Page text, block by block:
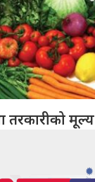
मूल्य